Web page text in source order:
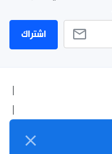
اشتراك